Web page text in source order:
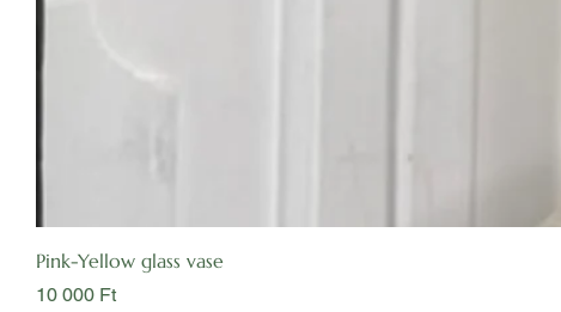
Pink-Yellow glass vase
Ár
10 000 Ft